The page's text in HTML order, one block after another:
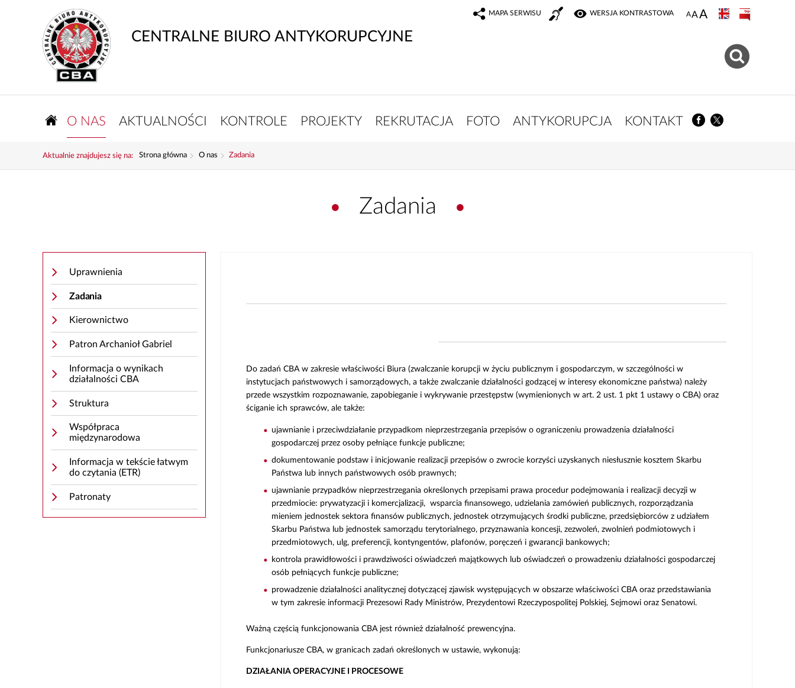
CENTRALNE BIURO ANTYKORUPCYJNE
MAPA SERWISU WERSJA KONTRASTOWA
O NAS AKTUALNOŚCI KONTROLE PROJEKTY REKRUTACJA FOTO ANTYKORUPCJA KONTAKT
Aktualnie znajdujesz się na: Strona główna O nas Zadania
Zadania
Uprawnienia
Zadania
Kierownictwo
Patron Archanioł Gabriel
Informacja o wynikach
działalności CBA
Struktura
Współpraca
międzynarodowa
Informacja w tekście łatwym
do czytania (ETR)
Patronaty
Do zadań CBA w zakresie właściwości Biura (zwalczanie korupcji w życiu publicznym i gospodarczym, w szczególności w
instytucjach państwowych i samorządowych, a także zwalczanie działalności godzącej w interesy ekonomiczne państwa) należy
przede wszystkim rozpoznawanie, zapobieganie i wykrywanie przestępstw (wymienionych w art. 2 ust. 1 pkt 1 ustawy o CBA) oraz
ściganie ich sprawców, ale także:
ujawnianie i przeciwdziałanie przypadkom nieprzestrzegania przepisów o ograniczeniu prowadzenia działalności
gospodarczej przez osoby pełniące funkcje publiczne;
dokumentowanie podstaw i inicjowanie realizacji przepisów o zwrocie korzyści uzyskanych niesłusznie kosztem Skarbu
Państwa lub innych państwowych osób prawnych;
ujawnianie przypadków nieprzestrzegania określonych przepisami prawa procedur podejmowania i realizacji decyzji w
przedmiocie: prywatyzacji i komercjalizacji, wsparcia finansowego, udzielania zamówień publicznych, rozporządzania
mieniem jednostek sektora finansów publicznych, jednostek otrzymujących środki publiczne, przedsiębiorców z udziałem
Skarbu Państwa lub jednostek samorządu terytorialnego, przyznawania koncesji, zezwoleń, zwolnień podmiotowych i
przedmiotowych, ulg, preferencji, kontyngentów, plafonów, poręczeń i gwarancji bankowych;
kontrola prawidłowości i prawdziwości oświadczeń majątkowych lub oświadczeń o prowadzeniu działalności gospodarczej
osób pełniących funkcje publiczne;
prowadzenie działalności analitycznej dotyczącej zjawisk występujących w obszarze właściwości CBA oraz przedstawiania
w tym zakresie informacji Prezesowi Rady Ministrów, Prezydentowi Rzeczypospolitej Polskiej, Sejmowi oraz Senatowi.
Ważną częścią funkcjonowania CBA jest również działalność prewencyjna.
Funkcjonariusze CBA, w granicach zadań określonych w ustawie, wykonują:
DZIAŁANIA OPERACYJNE I PROCESOWE